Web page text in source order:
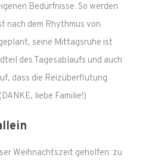
Bedürfnisse. So werden
nach dem Rhythmus von
seine Mittagsruhe ist
des Tagesablaufs und auch
dass die Reizüberflutung
liebe Familie!)
Weihnachtszeit geholfen: zu